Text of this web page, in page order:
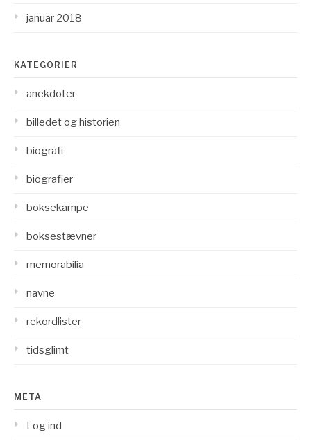
januar 2018
KATEGORIER
anekdoter
billedet og historien
biografi
biografier
boksekampe
boksestævner
memorabilia
navne
rekordlister
tidsglimt
META
Log ind